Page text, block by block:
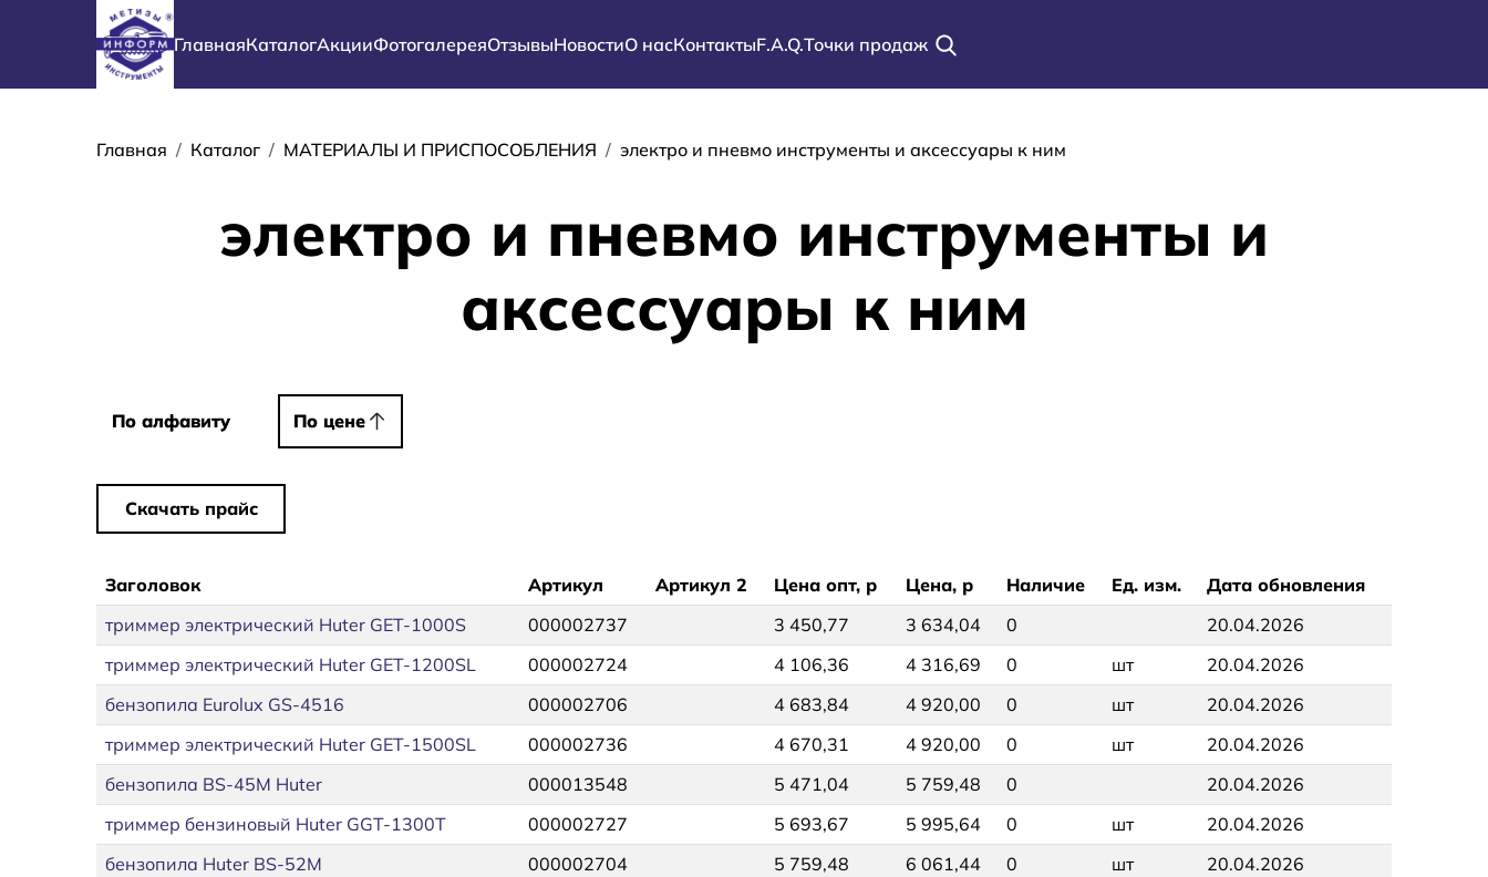
Перейти к основному содержанию
Основная навигация
ГлавнаяКаталогАкцииФотогалереяОтзывыНовостиО насКонтактыF.A.Q.Точки продаж
Строка навигации
Главная Каталог МАТЕРИАЛЫ И ПРИСПОСОБЛЕНИЯ электро и пневмо инструменты и аксессуары к ним
электро и пневмо инструменты и
аксессуары к ним
По алфавиту
По алфавиту По цене
По цене
Скачать прайс
Заголовок Артикул Артикул 2 Цена опт, р Цена, р Наличие Ед. изм.
Дата обновления
триммер электрический Huter GET-1000S
000002737 3 450,77 3 634,04 0
20.04.2026
триммер электрический Huter GET-1200SL
000002724 4 106,36 4 316,69 0 шт
20.04.2026
бензопила Eurolux GS-4516
000002706 4 683,84 4 920,00 0 шт
20.04.2026
триммер электрический Huter GET-1500SL
000002736 4 670,31 4 920,00 0 шт
20.04.2026
бензопила BS-45M Huter
000013548 5 471,04 5 759,48 0
20.04.2026
триммер бензиновый Huter GGT-1300T
000002727 5 693,67 5 995,64 0 шт
20.04.2026
бензопила Huter BS-52M
000002704 5 759,48 6 061,44 0 шт
20.04.2026